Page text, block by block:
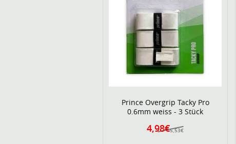
Prince Overgrip Tacky Pro
0.6mm weiss - 3 Stück
5,53€
4,98€